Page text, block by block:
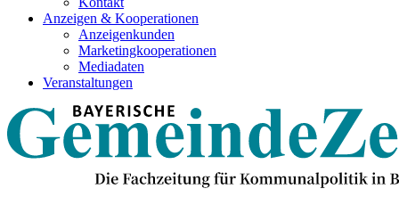
Anzeigen & Kooperationen
Anzeigenkunden
Marketingkooperationen
Mediadaten
Veranstaltungen